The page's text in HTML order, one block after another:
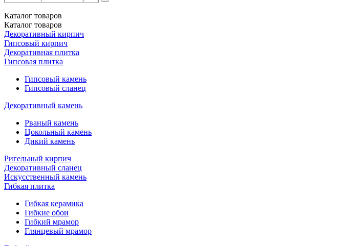
Каталог товаров
Каталог товаров
Декоративный кирпич
Гипсовый кирпич
Декоративная плитка
Гипсовая плитка
Гипсовый камень
Гипсовый сланец
Декоративный камень
Рваный камень
Цокольный камень
Дикий камень
Ригельный кирпич
Декоративный сланец
Искусственный камень
Гибкая плитка
Гибкая керамика
Гибкие обои
Гибкий мрамор
Глянцевый мрамор